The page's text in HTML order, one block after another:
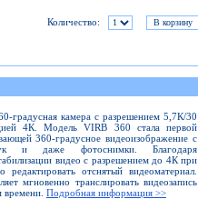
Количество:
градусная камера с разрешением 5,7К/30
4К. Модель VIRB 360 стала первой
360-градусное видеоизображение с
и даже фотоснимки. Благодаря
видео с разрешением до 4К при
отснятый видеоматериал.
мгновенно транслировать видеозапись
времени. Подробная информация >>